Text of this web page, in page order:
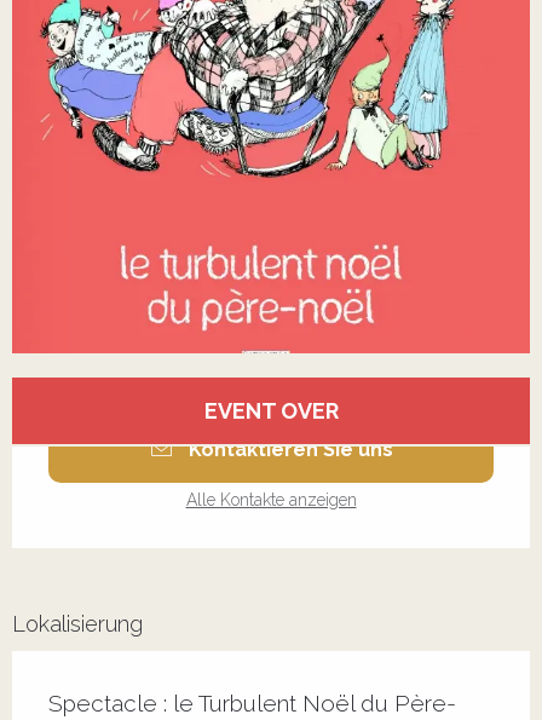
EVENT OVER
Kontaktieren Sie uns
Alle Kontakte anzeigen
Lokalisierung
Spectacle : le Turbulent Noël du Père-